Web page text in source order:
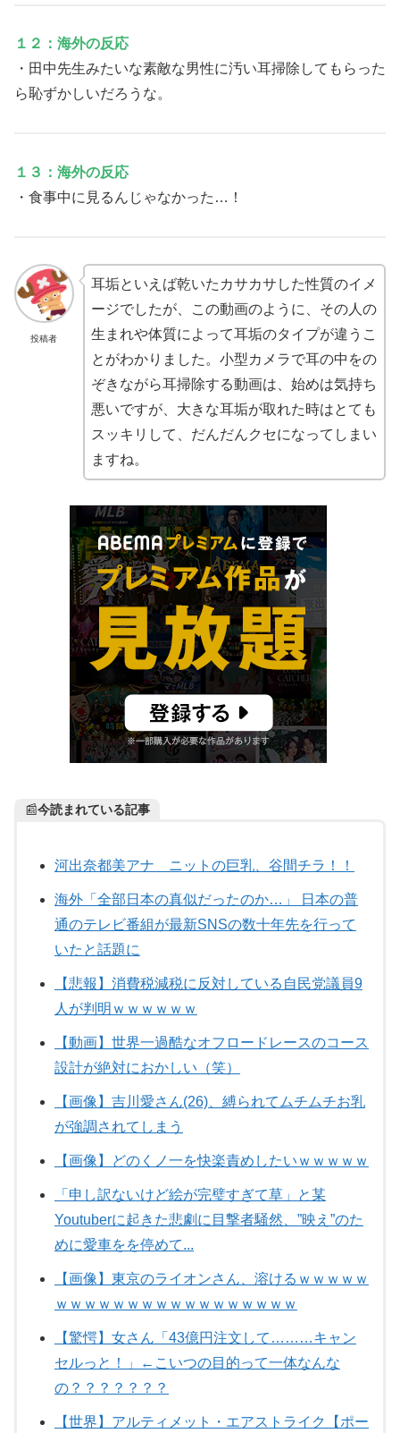
１２：海外の反応
・田中先生みたいな素敵な男性に汚い耳掃除してもらった
ら恥ずかしいだろうな。
１３：海外の反応
・食事中に見るんじゃなかった…！
投稿者
耳垢といえば乾いたカサカサした性質のイメ
ージでしたが、この動画のように、その人の
生まれや体質によって耳垢のタイプが違うこ
とがわかりました。小型カメラで耳の中をの
ぞきながら耳掃除する動画は、始めは気持ち
悪いですが、大きな耳垢が取れた時はとても
スッキリして、だんだんクセになってしまい
ますね。
📰今読まれている記事
河出奈都美アナ ニットの巨乳、谷間チラ！！
海外「全部日本の真似だったのか…」 日本の普
通のテレビ番組が最新SNSの数十年先を行って
いたと話題に
【悲報】消費税減税に反対している自民党議員9
人が判明ｗｗｗｗｗｗ
【動画】世界一過酷なオフロードレースのコース
設計が絶対におかしい（笑）
【画像】吉川愛さん(26)、縛られてムチムチお乳
が強調されてしまう
【画像】どのくノ一を快楽責めしたいｗｗｗｗｗ
「申し訳ないけど絵が完璧すぎて草」と某
Youtuberに起きた悲劇に目撃者騒然、”映え”のた
めに愛車をを停めて...
【画像】東京のライオンさん、溶けるｗｗｗｗｗ
ｗｗｗｗｗｗｗｗｗｗｗｗｗｗｗｗｗ
【驚愕】女さん「43億円注文して………キャン
セルっと！」←こいつの目的って一体なんな
の？？？？？？？
【世界】アルティメット・エアストライク【ポー